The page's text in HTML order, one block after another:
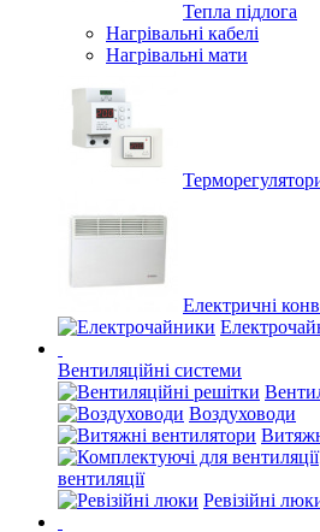
Тепла підлога
Нагрівальні кабелі
Нагрівальні мати
Електричні
Вентиляційні системи
Воздуховоди
вентиляції
Ревізійні